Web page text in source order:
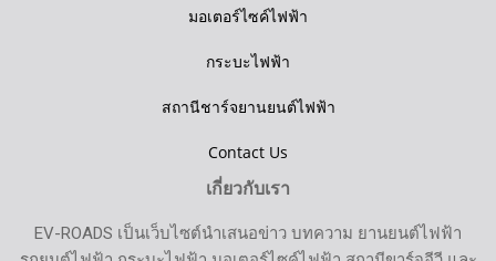
มอเตอร์ไซค์ไฟฟ้า
กระบะไฟฟ้า
สถานีชาร์จยานยนต์ไฟฟ้า
Contact Us
เกี่ยวกับเรา
EV-ROADS เป็นเว็บไซต์นำเสนอข่าว บทความ ยานยนต์ไฟฟ้า